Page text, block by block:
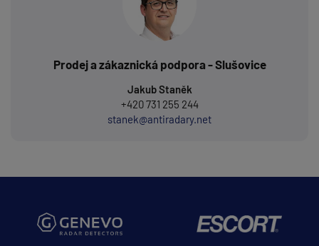
Prodej a zákaznická podpora - Slušovice
Jakub Staněk
+420 731 255 244
stanek@antiradary.net